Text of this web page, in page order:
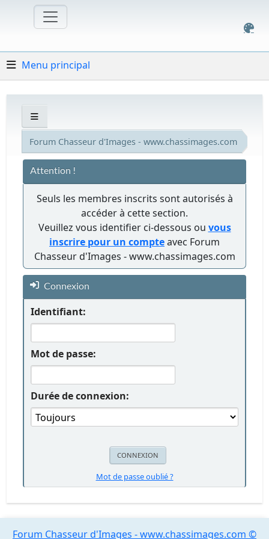
Menu principal
Forum Chasseur d'Images - www.chassimages.com
Attention !
Seuls les membres inscrits sont autorisés à
accéder à cette section.
Veuillez vous identifier ci-dessous ou vous
inscrire pour un compteavec Forum
Chasseur d'Images - www.chassimages.com
Connexion
Identifiant:
Mot de passe:
Durée de connexion:
Mot de passe oublié ?
Forum Chasseur d'Images - www.chassimages.com ©